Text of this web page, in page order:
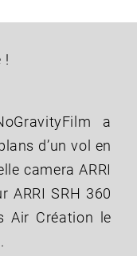
!
a
d’un vol en
camera ARRI
ARRI SRH 360
Air Création le